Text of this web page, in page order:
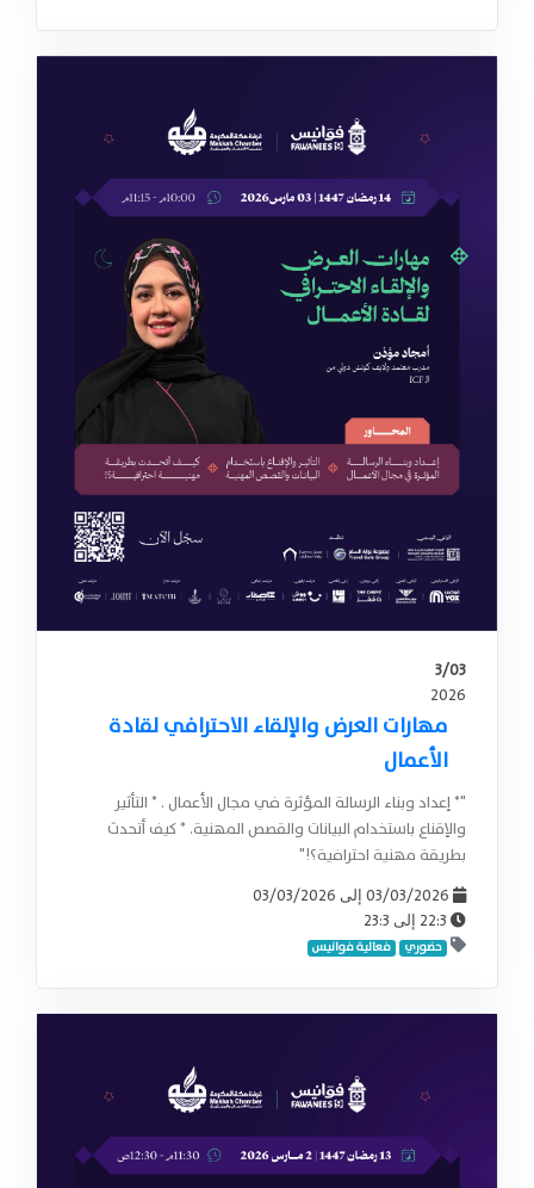
3/03
2026
مهارات العرض والإلقاء الاحترافي لقادة
الأعمال
"* إعداد وبناء الرسالة المؤثرة في مجال الأعمال . * التأثير
والإقناع باستخدام البيانات والقصص المهنية. * كيف أتحدث
بطريقة مهنية احترافية؟!"
03/03/2026
إلى 03/03/2026
22:3
إلى 23:3
حضوري فعالية فوانيس